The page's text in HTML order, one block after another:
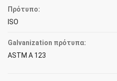
Πρότυπο:
ISO
Galvanization πρότυπα:
ASTM Α 123